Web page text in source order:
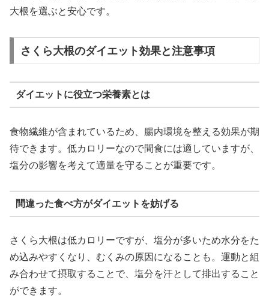
大根を選ぶと安心です。
さくら大根のダイエット効果と注意事項
ダイエットに役立つ栄養素とは
食物繊維が含まれているため、腸内環境を整える効果が期
待できます。低カロリーなので間食には適していますが、
塩分の影響を考えて適量を守ることが重要です。
間違った食べ方がダイエットを妨げる
さくら大根は低カロリーですが、塩分が多いため水分をた
め込みやすくなり、むくみの原因になることも。運動と組
み合わせて摂取することで、塩分を汗として排出すること
ができます。